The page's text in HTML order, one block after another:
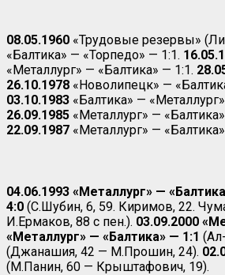
08.05.1960 «Трудовые резервы»
«Балтика» — «Торпедо» — 1:1.
«Металлург» — «Балтика» — 1:1.
26.10.1978 «Новолипецк» —
03.10.1983 «Балтика» —
26.09.1985 «Металлург» —
22.09.1987 «Металлург» —
04.06.1993 «Металлург» —
4:0 (С.Шубин, 6, 59. Киримов, 22.
И.Ермаков, 88 с пен.). 03.09.2000
«Металлург» — «Балтика» — 1:1
(Джанашия, 42 — М.Прошин, 24).
(М.Панин, 60 — Крыштафович, 19).